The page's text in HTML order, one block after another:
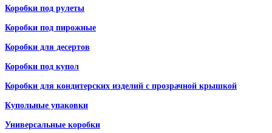
Коробки под рулеты
Коробки под пирожные
Коробки для десертов
Коробки под купол
Коробки для кондитерских изделий с прозрачной крышкой
Купольные упаковки
Универсальные коробки